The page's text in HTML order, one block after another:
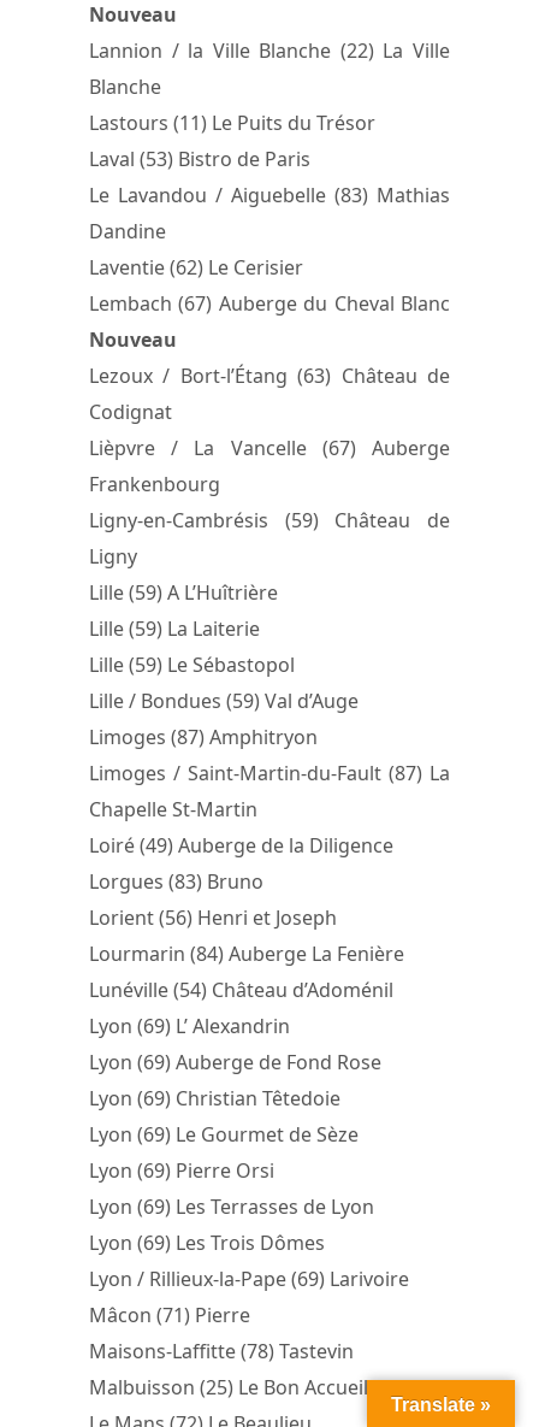
Nouveau
Lannion / la Ville Blanche (22) La Ville
Blanche
Lastours (11) Le Puits du Trésor
Laval (53) Bistro de Paris
Le Lavandou / Aiguebelle (83) Mathias
Dandine
Laventie (62) Le Cerisier
Lembach (67) Auberge du Cheval Blanc
Nouveau
Lezoux / Bort-l’Étang (63) Château de
Codignat
Lièpvre / La Vancelle (67) Auberge
Frankenbourg
Ligny-en-Cambrésis (59) Château de
Ligny
Lille (59) A L’Huîtrière
Lille (59) La Laiterie
Lille (59) Le Sébastopol
Lille / Bondues (59) Val d’Auge
Limoges (87) Amphitryon
Limoges / Saint-Martin-du-Fault (87) La
Chapelle St-Martin
Loiré (49) Auberge de la Diligence
Lorgues (83) Bruno
Lorient (56) Henri et Joseph
Lourmarin (84) Auberge La Fenière
Lunéville (54) Château d’Adoménil
Lyon (69) L’ Alexandrin
Lyon (69) Auberge de Fond Rose
Lyon (69) Christian Têtedoie
Lyon (69) Le Gourmet de Sèze
Lyon (69) Pierre Orsi
Lyon (69) Les Terrasses de Lyon
Lyon (69) Les Trois Dômes
Lyon / Rillieux-la-Pape (69) Larivoire
Mâcon (71) Pierre
Maisons-Laffitte (78) Tastevin
Malbuisson (25) Le Bon Accueil
Translate »